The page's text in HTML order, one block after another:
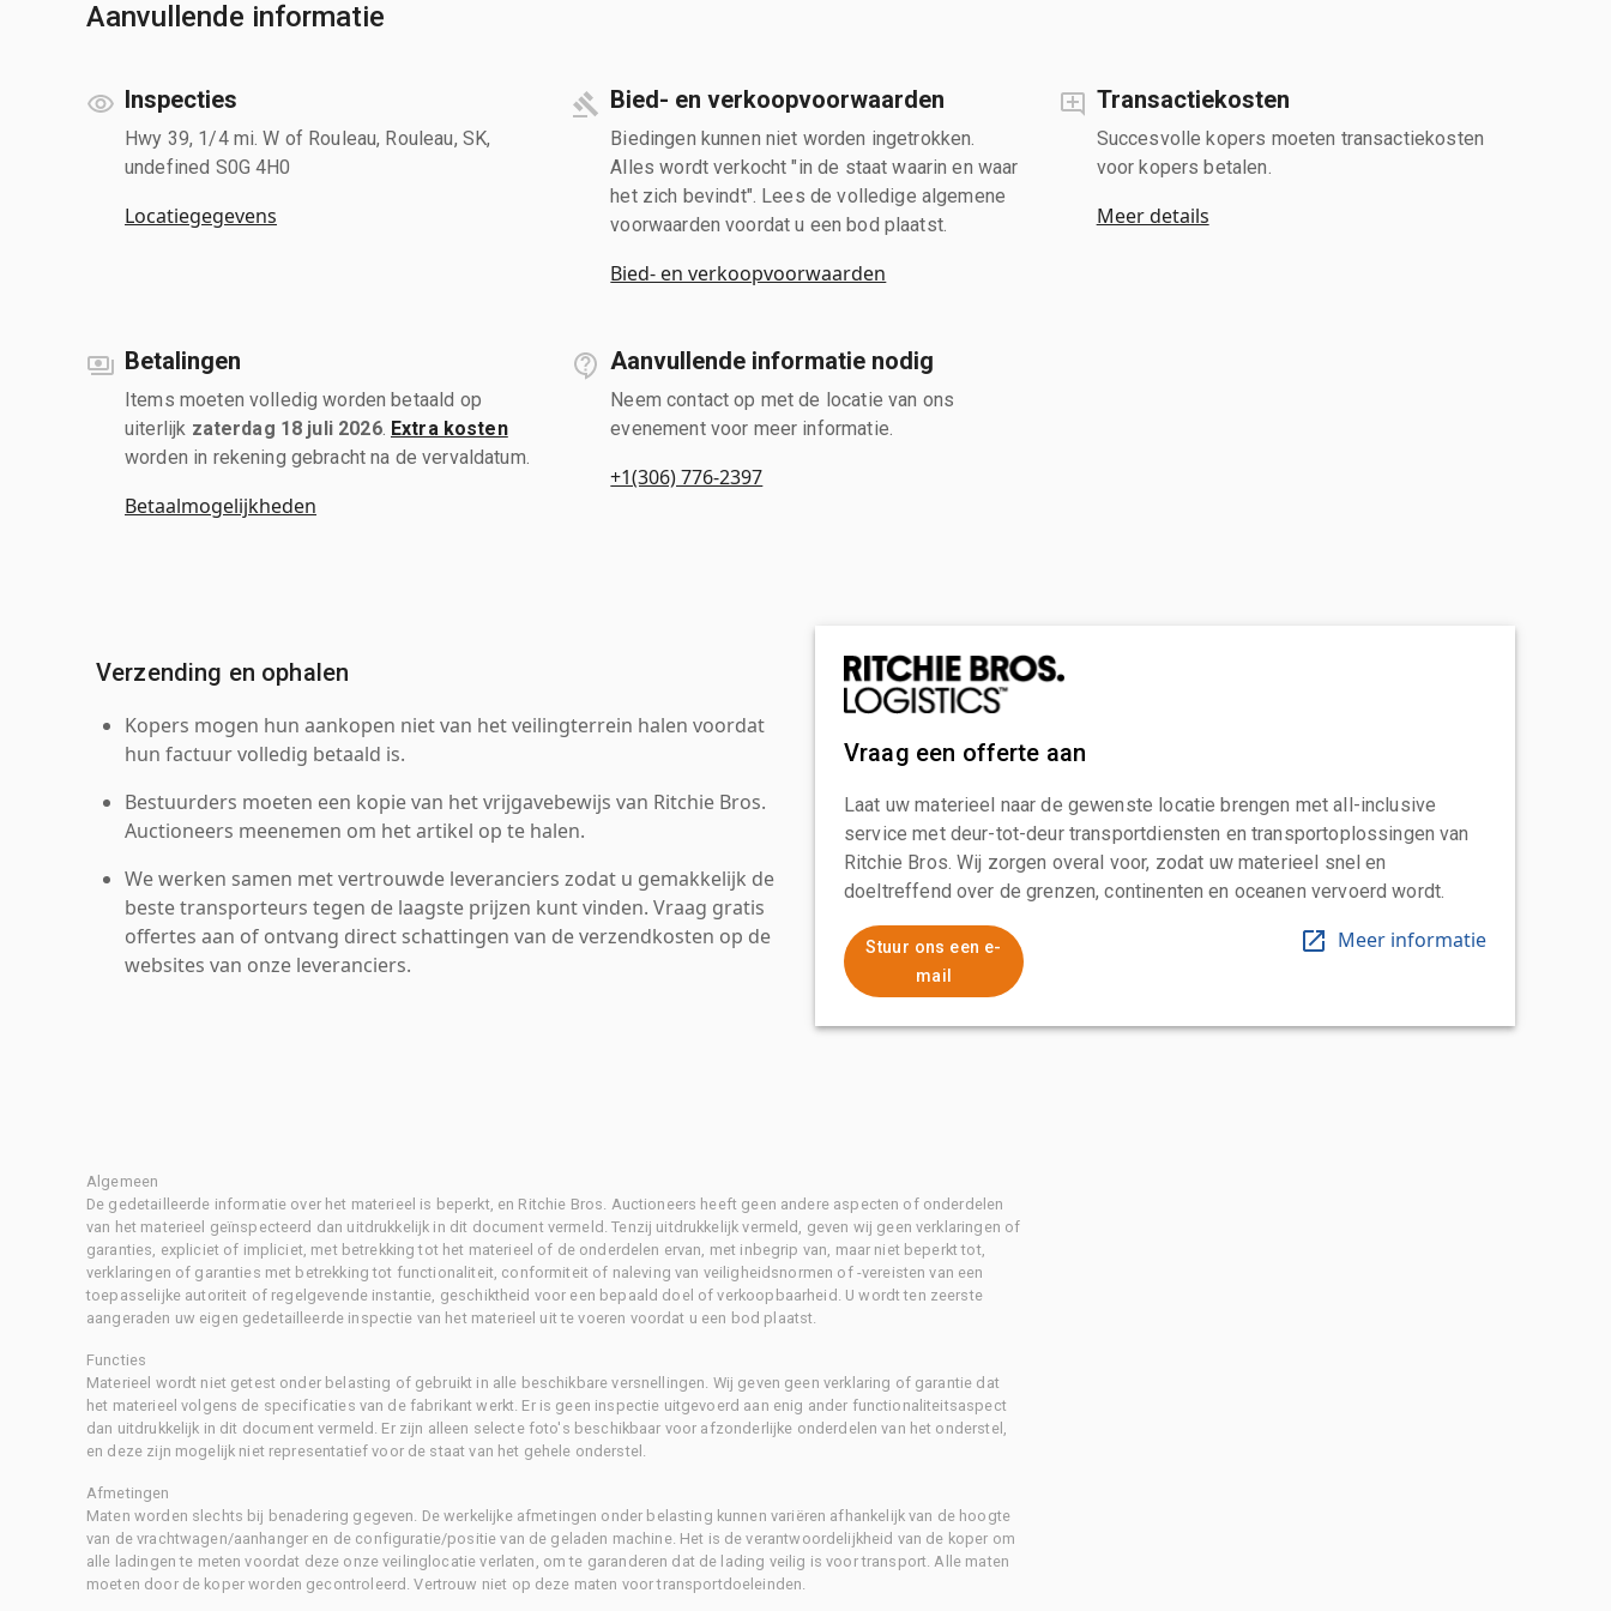
Aanvullende informatie
Inspecties
Hwy 39, 1/4 mi. W of Rouleau, Rouleau, SK,
undefined S0G 4H0
Locatiegegevens
Bied- en verkoopvoorwaarden
Biedingen kunnen niet worden ingetrokken.
Alles wordt verkocht "in de staat waarin en waar
het zich bevindt". Lees de volledige algemene
voorwaarden voordat u een bod plaatst.
Bied- en verkoopvoorwaarden
Transactiekosten
Succesvolle kopers moeten transactiekosten
voor kopers betalen.
Meer details
Betalingen
Items moeten volledig worden betaald op
uiterlijk zaterdag 18 juli 2026. Extra kosten
worden in rekening gebracht na de vervaldatum.
Betaalmogelijkheden
Aanvullende informatie nodig
Neem contact op met de locatie van ons
evenement voor meer informatie.
+1(306) 776-2397
Verzending en ophalen
Kopers mogen hun aankopen niet van het veilingterrein halen voordat
hun factuur volledig betaald is.
Bestuurders moeten een kopie van het vrijgavebewijs van Ritchie Bros.
Auctioneers meenemen om het artikel op te halen.
We werken samen met vertrouwde leveranciers zodat u gemakkelijk de
beste transporteurs tegen de laagste prijzen kunt vinden. Vraag gratis
offertes aan of ontvang direct schattingen van de verzendkosten op de
websites van onze leveranciers.
Vraag een offerte aan
Laat uw materieel naar de gewenste locatie brengen met all-inclusive
service met deur-tot-deur transportdiensten en transportoplossingen van
Ritchie Bros. Wij zorgen overal voor, zodat uw materieel snel en
doeltreffend over de grenzen, continenten en oceanen vervoerd wordt.
Stuur ons een e-
mail
Meer informatie
Algemeen
De gedetailleerde informatie over het materieel is beperkt, en Ritchie Bros. Auctioneers heeft geen andere aspecten of onderdelen
van het materieel geïnspecteerd dan uitdrukkelijk in dit document vermeld. Tenzij uitdrukkelijk vermeld, geven wij geen verklaringen of
garanties, expliciet of impliciet, met betrekking tot het materieel of de onderdelen ervan, met inbegrip van, maar niet beperkt tot,
verklaringen of garanties met betrekking tot functionaliteit, conformiteit of naleving van veiligheidsnormen of -vereisten van een
toepasselijke autoriteit of regelgevende instantie, geschiktheid voor een bepaald doel of verkoopbaarheid. U wordt ten zeerste
aangeraden uw eigen gedetailleerde inspectie van het materieel uit te voeren voordat u een bod plaatst.
Functies
Materieel wordt niet getest onder belasting of gebruikt in alle beschikbare versnellingen. Wij geven geen verklaring of garantie dat
het materieel volgens de specificaties van de fabrikant werkt. Er is geen inspectie uitgevoerd aan enig ander functionaliteitsaspect
dan uitdrukkelijk in dit document vermeld. Er zijn alleen selecte foto's beschikbaar voor afzonderlijke onderdelen van het onderstel,
en deze zijn mogelijk niet representatief voor de staat van het gehele onderstel.
Afmetingen
Maten worden slechts bij benadering gegeven. De werkelijke afmetingen onder belasting kunnen variëren afhankelijk van de hoogte
van de vrachtwagen/aanhanger en de configuratie/positie van de geladen machine. Het is de verantwoordelijkheid van de koper om
alle ladingen te meten voordat deze onze veilinglocatie verlaten, om te garanderen dat de lading veilig is voor transport. Alle maten
moeten door de koper worden gecontroleerd. Vertrouw niet op deze maten voor transportdoeleinden.